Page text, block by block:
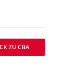
ZU CBA